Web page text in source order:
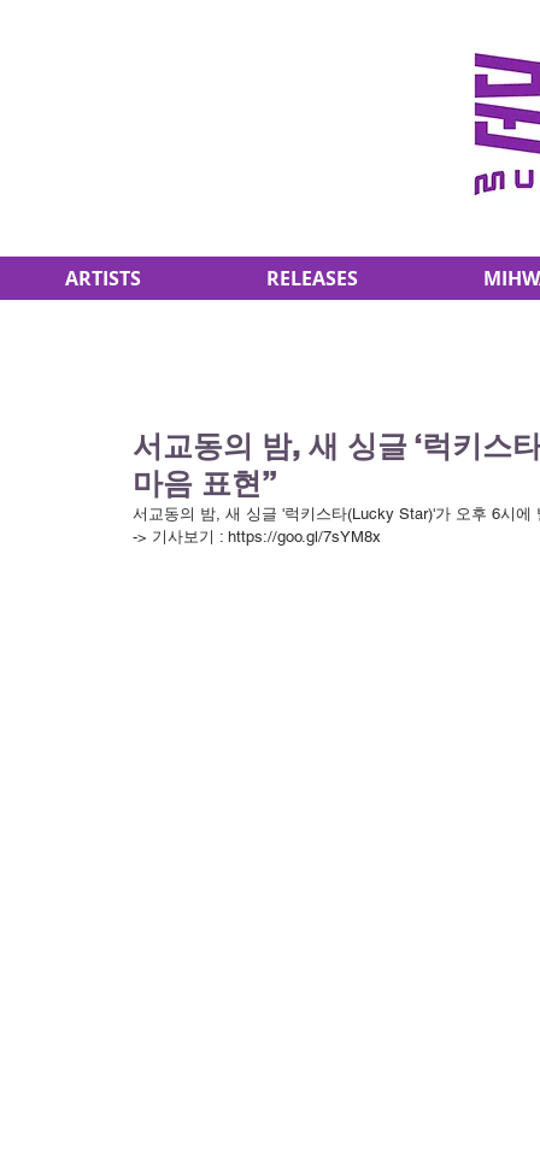
ARTISTS RELEASES
서교동의 밤, 새 싱글 ‘럭키스
마음 표현”
서교동의 밤, 새 싱글 '럭키스타(Lucky Star)'가 오후 6시에
-> 기사보기 : https://goo.gl/7sYM8x